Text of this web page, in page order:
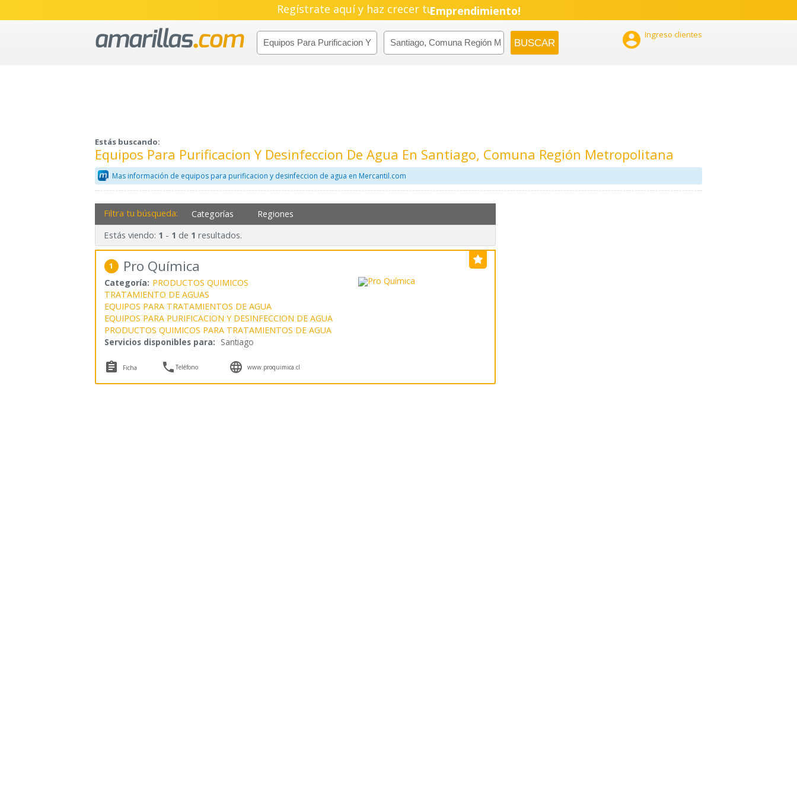
Regístrate aquí y haz crecer tuEmprendimiento!
 Ingreso clientes
Estás buscando:
Equipos Para Purificacion Y Desinfeccion De Agua En Santiago, Comuna Región Metropolitana
Mas información de equipos para purificacion y desinfeccion de agua en Mercantil.com
Filtra tu búsqueda: Categorías Regiones
Estás viendo: 1 - 1 de 1 resultados.
1 Pro Química
Categoría: PRODUCTOS QUIMICOS
TRATAMIENTO DE AGUAS
EQUIPOS PARA TRATAMIENTOS DE AGUA
EQUIPOS PARA PURIFICACION Y DESINFECCION DE AGUA
PRODUCTOS QUIMICOS PARA TRATAMIENTOS DE AGUA
Servicios disponibles para: Santiago
 Ficha Teléfono  www.proquimica.cl